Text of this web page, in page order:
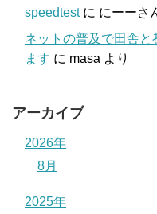
speedtestに にーーさ
ネットの普及で田舎
ます に masa より
アーカイブ
2026年
8月
2025年